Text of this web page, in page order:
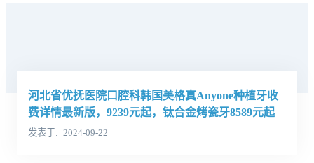
河北省优抚医院口腔科韩国美格真Anyone种植牙收
费详情最新版，9239元起，钛合金烤瓷牙8589元起
发表于 2024-09-22